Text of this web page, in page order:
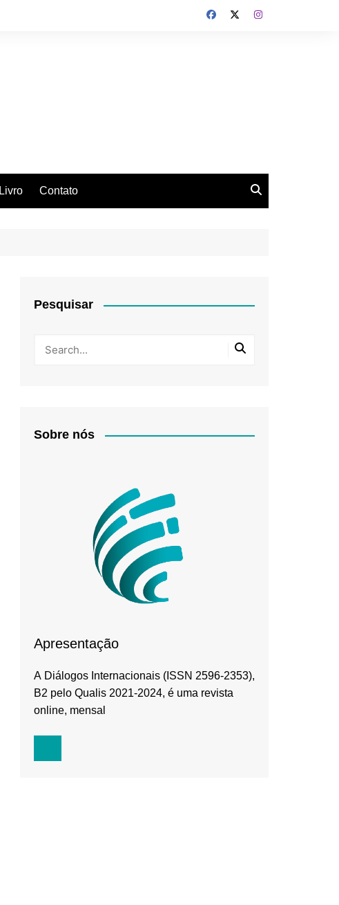
Livro Contato
Pesquisar
Sobre nós
Apresentação
A Diálogos Internacionais (ISSN 2596-2353),
B2 pelo Qualis 2021-2024, é uma revista
online, mensal